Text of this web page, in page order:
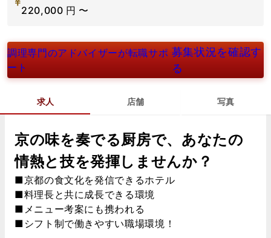
220,000 円 〜
調理専門のアドバイザーが転職サポ
ート
募集状況を確認す
る
求人 店舗 写真
京の味を奏でる厨房で、あなたの
情熱と技を発揮しませんか？
■京都の食文化を発信できるホテル
■料理長と共に成長できる環境
■メニュー考案にも携われる
■シフト制で働きやすい職場環境！